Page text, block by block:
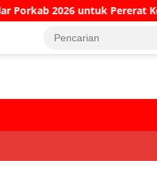
Pererat Kebersamaan ASN